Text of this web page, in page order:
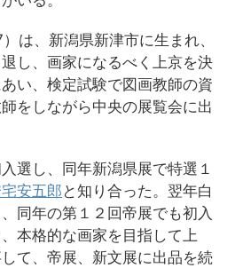
は、新潟県新津市に生まれ、
し、画家になるべく上京を決
い、検定試験で図画教師の資
をしながら中央の展覧会に出
選し、同年新潟県展で特選１
安五郎 と知り合った。翌年白
同年の第１２回帝展でも初入
本格的な画家を目指して上
て、帝展、新文展に出品を続